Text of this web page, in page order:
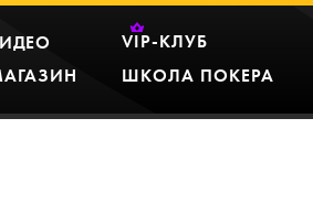
VIP-КЛУБ
ШКОЛА ПОКЕРА